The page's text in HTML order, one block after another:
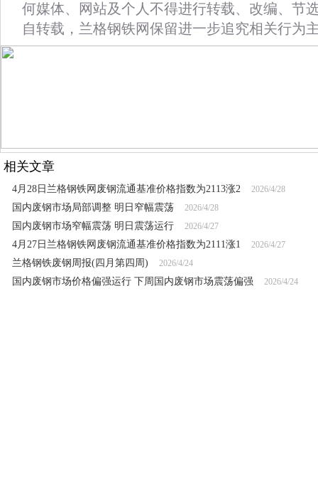
何媒体、网站及个人不得进行转载、改编、节
自转载，兰格钢铁网保留进一步追究相关行为
相关文章
4月28日兰格钢铁网废钢流通基准价格指数为2113涨2 2026/4/28
国内废钢市场局部调整 明日窄幅震荡 2026/4/28
国内废钢市场窄幅震荡 明日震荡运行 2026/4/27
4月27日兰格钢铁网废钢流通基准价格指数为2111涨1 2026/4/27
兰格钢铁废钢周报(四月第四周) 2026/4/24
国内废钢市场价格偏强运行 下周国内废钢市场震荡偏强 2026/4/24